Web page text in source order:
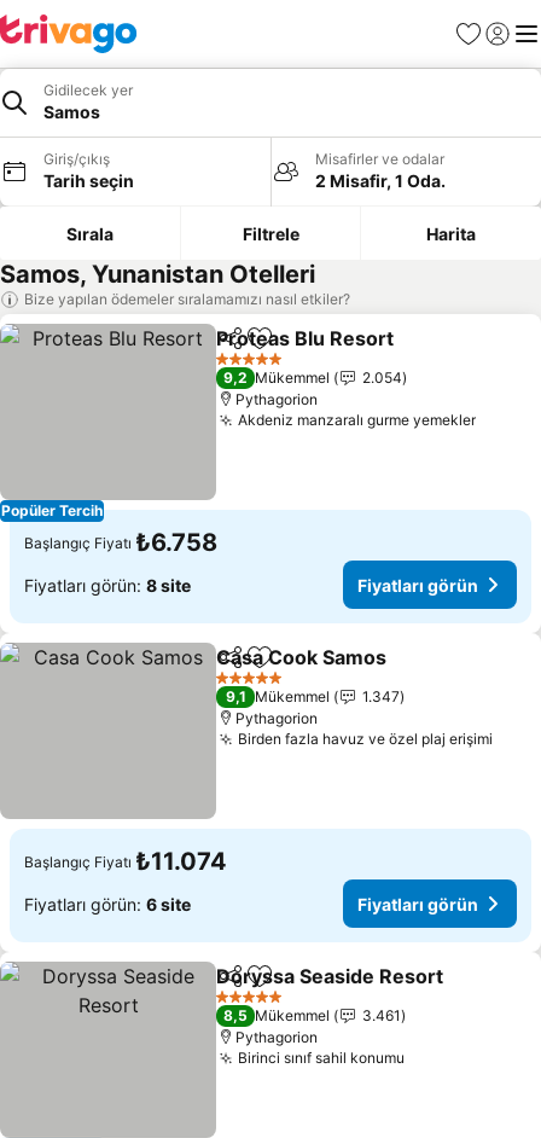
Favoriler
Giriş
Gidilecek yer
Samos
Giriş/çıkış
Tarih seçin
Misafirler ve odalar
2 Misafir, 1 Oda.
Sırala Filtrele Harita
Samos, Yunanistan Otelleri
Bize yapılan ödemeler sıralamamızı nasıl etkiler?
Popüler Tercih
PaylaşFavorilerime ekle
Proteas Blu Resort
5 Yıldız
9,2 Mükemmel
2.054
Pythagorion
Akdeniz manzaralı gurme yemekler
Başlangıç Fiyatı ₺6.758
Fiyatları görün: 8 site Fiyatları görün
PaylaşFavorilerime ekle
Casa Cook Samos
5 Yıldız
9,1 Mükemmel
1.347
Pythagorion
Birden fazla havuz ve özel plaj erişimi
Başlangıç Fiyatı ₺11.074
Fiyatları görün: 6 site Fiyatları görün
PaylaşFavorilerime ekle
Doryssa Seaside Resort
5 Yıldız
8,5 Mükemmel
3.461
Pythagorion
Birinci sınıf sahil konumu